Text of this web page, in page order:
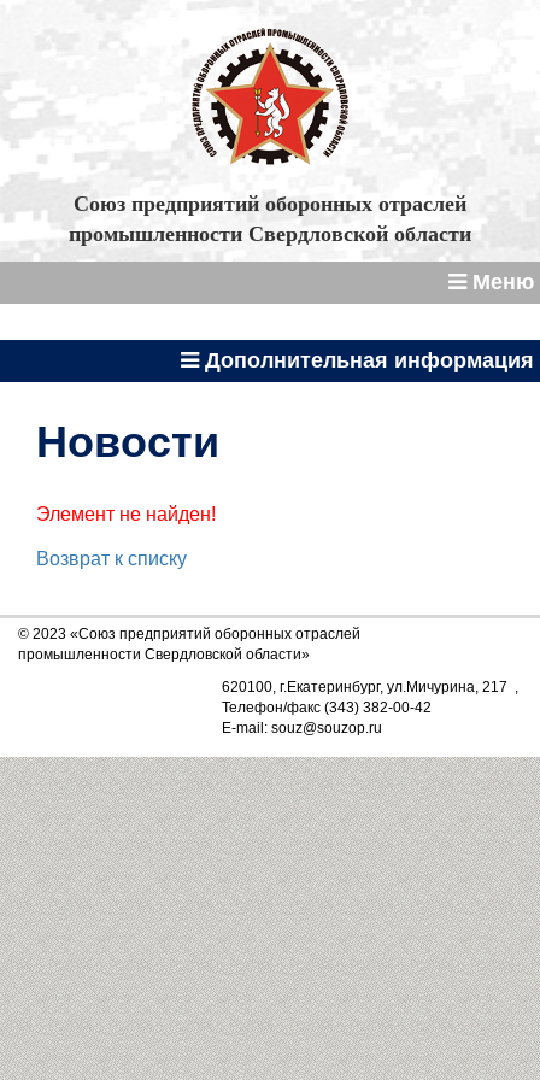
Союз предприятий оборонных отраслей
промышленности Свердловской области
Меню
Дополнительная информация
Новости
Элемент не найден!
Возврат к списку
© 2023 «Союз предприятий оборонных отраслей
промышленности Свердловской области»
620100, г.Екатеринбург, ул.Мичурина, 217 ,
Телефон/факс (343) 382-00-42
E-mail: souz@souzop.ru